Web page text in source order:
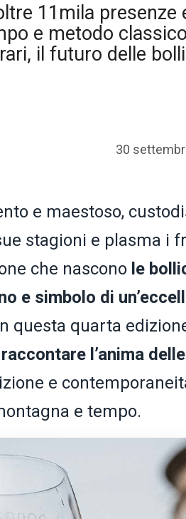
11mila presenze
e metodo
il futuro delle
30
e maestoso,
stagioni e plasma i
che nascono le
e simbolo di
questa quarta
l’anima
e
e tempo.